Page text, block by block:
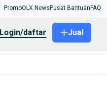
PromoOLX News Pusat Bantuan FAQ
login/daftar Jual